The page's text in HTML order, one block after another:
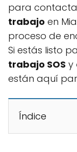
para
trabajo en
proceso de
Si estás listo
trabajo SOS y
están aquí
Índice